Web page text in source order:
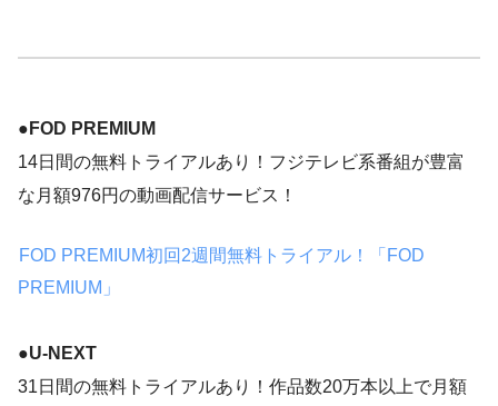
● FOD PREMIUM
14日間の無料トライアルあり！フジテレビ系番組が豊富
な月額976円の動画配信サービス！
FOD PREMIUM初回2週間無料トライアル！「FOD
PREMIUM」
●U-NEXT
31日間の無料トライアルあり！作品数20万本以上で月額